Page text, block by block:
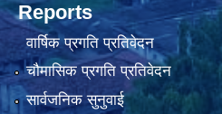
Reports
वार्षिक प्रगति प्रतिवेदन
चौमासिक प्रगति प्रतिवेदन
सार्वजनिक सुनुवाई